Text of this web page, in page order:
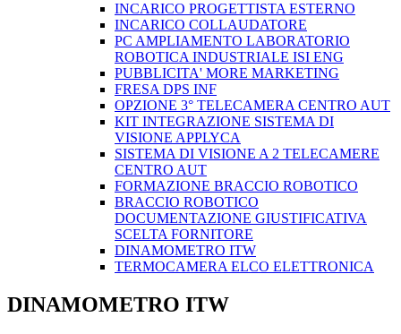
INCARICO PROGETTISTA ESTERNO
INCARICO COLLAUDATORE
PC AMPLIAMENTO LABORATORIO
ROBOTICA INDUSTRIALE ISI ENG
PUBBLICITA' MORE MARKETING
FRESA DPS INF
OPZIONE 3° TELECAMERA CENTRO AUT
KIT INTEGRAZIONE SISTEMA DI
VISIONE APPLYCA
SISTEMA DI VISIONE A 2 TELECAMERE
CENTRO AUT
FORMAZIONE BRACCIO ROBOTICO
BRACCIO ROBOTICO
DOCUMENTAZIONE GIUSTIFICATIVA
SCELTA FORNITORE
DINAMOMETRO ITW
TERMOCAMERA ELCO ELETTRONICA
DINAMOMETRO ITW